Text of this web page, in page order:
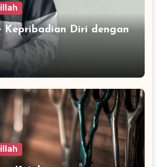
Kepribadian Diri dengan